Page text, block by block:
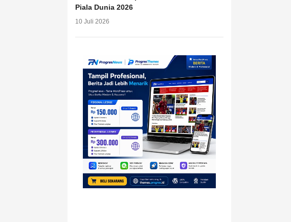
Piala Dunia 2026
10 Juli 2026